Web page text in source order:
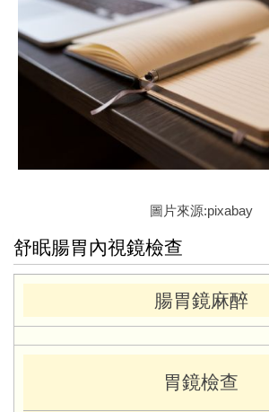
圖片來源:pixabay
舒眠腸胃內視鏡檢查
腸胃鏡麻醉
胃鏡檢查